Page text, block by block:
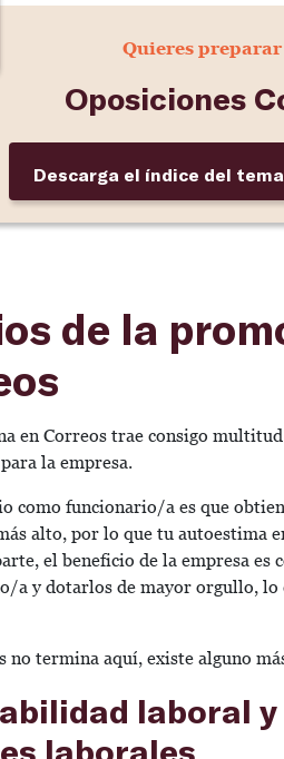
Quieres
Oposiciones
Descarga el índice del
de la
en Correos trae consigo
la empresa.
como funcionario/a es que
alto, por lo que tu autoestima
el beneficio de la empresa es
a y dotarlos de mayor orgullo, lo
no termina aquí, existe alguno
laboral
laborales